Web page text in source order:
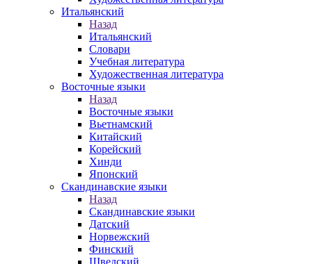
Итальянский
Назад
Итальянский
Словари
Учебная литература
Художественная литература
Восточные языки
Назад
Восточные языки
Вьетнамский
Китайский
Корейский
Хинди
Японский
Скандинавские языки
Назад
Скандинавские языки
Датский
Норвежский
Финский
Шведский